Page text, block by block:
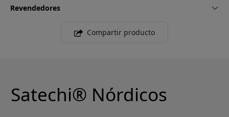
Revendedores
Compartir producto
Satechi® Nórdicos